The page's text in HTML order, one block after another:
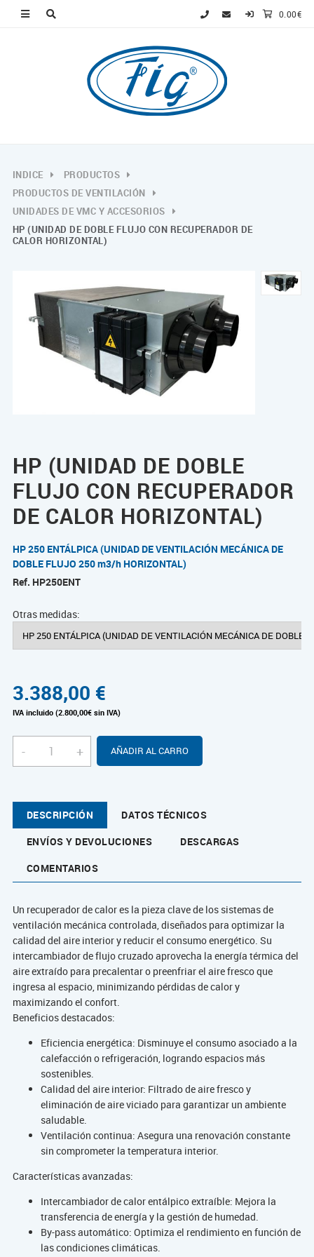
0.00€
INDICE
PRODUCTOS
PRODUCTOS DE VENTILACIÓN
UNIDADES DE VMC Y ACCESORIOS
HP (UNIDAD DE DOBLE FLUJO CON RECUPERADOR DE
CALOR HORIZONTAL)
HP (UNIDAD DE DOBLE
FLUJO CON RECUPERADOR
DE CALOR HORIZONTAL)
HP 250 ENTÁLPICA (UNIDAD DE VENTILACIÓN MECÁNICA DE
DOBLE FLUJO 250 m3/h HORIZONTAL)
Ref. HP250ENT
Otras medidas:
3.388,00 €
IVA incluido (2.800,00€ sin IVA)
- + AÑADIR AL CARRO
DESCRIPCIÓN
DATOS TÉCNICOS
ENVÍOS Y DEVOLUCIONES
DESCARGAS
COMENTARIOS
Un recuperador de calor es la pieza clave de los sistemas de
ventilación mecánica controlada, diseñados para optimizar la
calidad del aire interior y reducir el consumo energético. Su
intercambiador de flujo cruzado aprovecha la energía térmica del
aire extraído para precalentar o preenfriar el aire fresco que
ingresa al espacio, minimizando pérdidas de calor y
maximizando el confort.
Beneficios destacados:
Eficiencia energética: Disminuye el consumo asociado a la
calefacción o refrigeración, logrando espacios más
sostenibles.
Calidad del aire interior: Filtrado de aire fresco y
eliminación de aire viciado para garantizar un ambiente
saludable.
Ventilación continua: Asegura una renovación constante
sin comprometer la temperatura interior.
Características avanzadas:
Intercambiador de calor entálpico extraíble: Mejora la
transferencia de energía y la gestión de humedad.
By-pass automático: Optimiza el rendimiento en función de
las condiciones climáticas.